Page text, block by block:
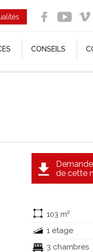
CONSEILS
de cette
103 m²
1 étage
3 chambres